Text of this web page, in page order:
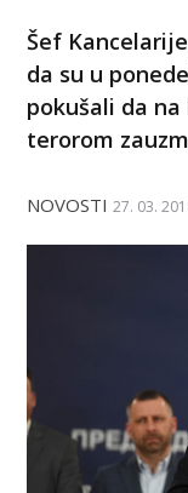
Šef
da su u
pokušali da
terorom
NOVOSTI 27. 03.